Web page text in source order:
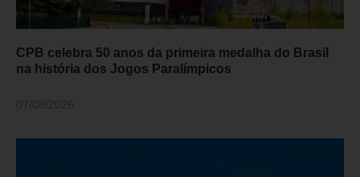
CPB celebra 50 anos da primeira medalha do Brasil
na história dos Jogos Paralímpicos